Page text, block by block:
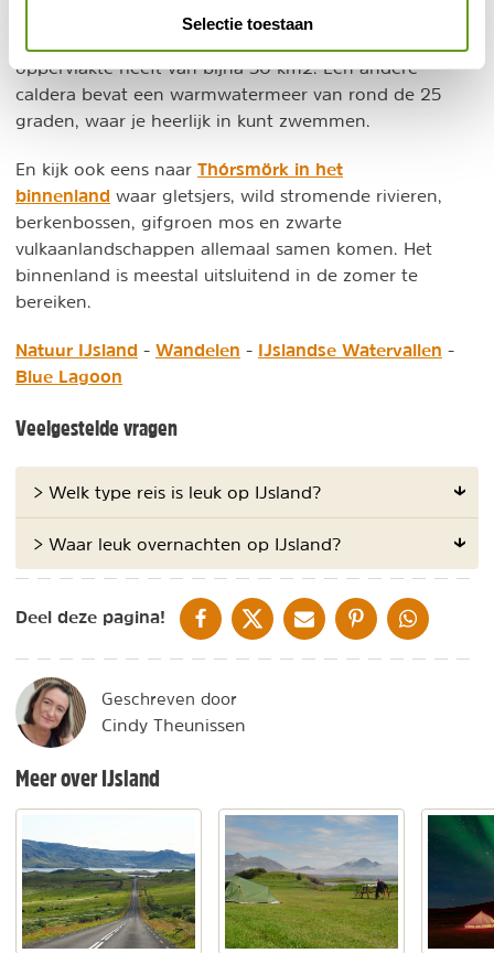
Selectie toestaan
andere hoogtepunten. De
Askja krater
oppervlakte heeft van bijna 50 km2. Een andere
caldera bevat een warmwatermeer van rond de 25
graden, waar je heerlijk in kunt zwemmen.
En kijk ook eens naar Thórsmörk in het
binnenland waar gletsjers, wild stromende rivieren,
berkenbossen, gifgroen mos en zwarte
vulkaanlandschappen allemaal samen komen. Het
binnenland is meestal uitsluitend in de zomer te
bereiken.
Natuur IJsland - Wandelen - IJslandse Watervallen -
Blue Lagoon
Veelgestelde vragen
> Welk type reis is leuk op IJsland?
> Waar leuk overnachten op IJsland?
Deel deze pagina! DELEN OP FACEBOOK
DELEN OP XDELEN VIA DE MAIL
DELEN OP PINTEREST
DELEN OP
Geschreven door
Cindy Theunissen
Meer over IJsland